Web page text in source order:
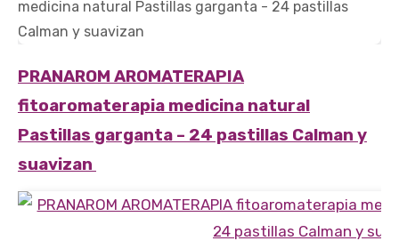
PRANAROM AROMATERAPIA
fitoaromaterapia medicina natural
Pastillas garganta – 24 pastillas Calman y
suavizan